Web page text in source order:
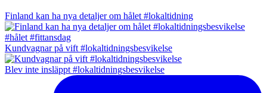
Finland kan ha nya detaljer om hålet #lokaltidning
Kundvagnar på vift #lokaltidningsbesvikelse
Blev inte insläppt #lokaltidningsbesvikelse